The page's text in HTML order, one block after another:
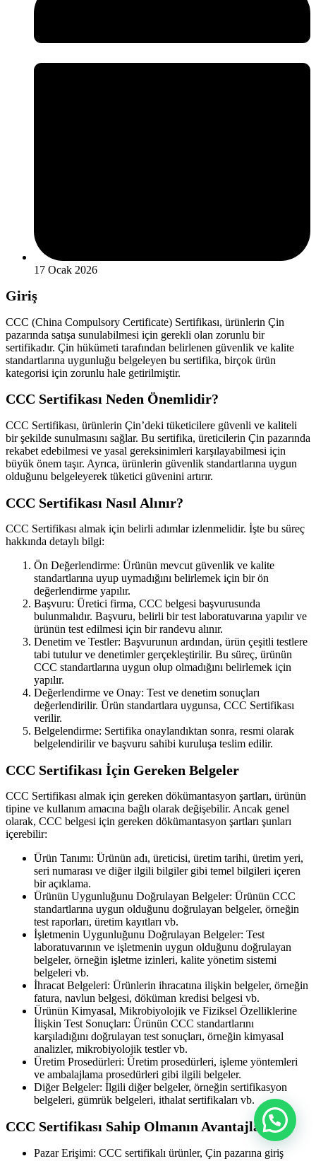
17 Ocak 2026
Giriş
CCC (China Compulsory Certificate) Sertifikası, ürünlerin Çin
pazarında satışa sunulabilmesi için gerekli olan zorunlu bir
sertifikadır. Çin hükümeti tarafından belirlenen güvenlik ve kalite
standartlarına uygunluğu belgeleyen bu sertifika, birçok ürün
kategorisi için zorunlu hale getirilmiştir.
CCC Sertifikası Neden Önemlidir?
CCC Sertifikası, ürünlerin Çin’deki tüketicilere güvenli ve kaliteli
bir şekilde sunulmasını sağlar. Bu sertifika, üreticilerin Çin pazarında
rekabet edebilmesi ve yasal gereksinimleri karşılayabilmesi için
büyük önem taşır. Ayrıca, ürünlerin güvenlik standartlarına uygun
olduğunu belgeleyerek tüketici güvenini artırır.
CCC Sertifikası Nasıl Alınır?
CCC Sertifikası almak için belirli adımlar izlenmelidir. İşte bu süreç
hakkında detaylı bilgi:
Ön Değerlendirme: Ürünün mevcut güvenlik ve kalite
standartlarına uyup uymadığını belirlemek için bir ön
değerlendirme yapılır.
Başvuru: Üretici firma, CCC belgesi başvurusunda
bulunmalıdır. Başvuru, belirli bir test laboratuvarına yapılır ve
ürünün test edilmesi için bir randevu alınır.
Denetim ve Testler: Başvurunun ardından, ürün çeşitli testlere
tabi tutulur ve denetimler gerçekleştirilir. Bu süreç, ürünün
CCC standartlarına uygun olup olmadığını belirlemek için
yapılır.
Değerlendirme ve Onay: Test ve denetim sonuçları
değerlendirilir. Ürün standartlara uygunsa, CCC Sertifikası
verilir.
Belgelendirme: Sertifika onaylandıktan sonra, resmi olarak
belgelendirilir ve başvuru sahibi kuruluşa teslim edilir.
CCC Sertifikası İçin Gereken Belgeler
CCC Sertifikası almak için gereken dökümantasyon şartları, ürünün
tipine ve kullanım amacına bağlı olarak değişebilir. Ancak genel
olarak, CCC belgesi için gereken dökümantasyon şartları şunları
içerebilir:
Ürün Tanımı: Ürünün adı, üreticisi, üretim tarihi, üretim yeri,
seri numarası ve diğer ilgili bilgiler gibi temel bilgileri içeren
bir açıklama.
Ürünün Uygunluğunu Doğrulayan Belgeler: Ürünün CCC
standartlarına uygun olduğunu doğrulayan belgeler, örneğin
test raporları, üretim kayıtları vb.
İşletmenin Uygunluğunu Doğrulayan Belgeler: Test
laboratuvarının ve işletmenin uygun olduğunu doğrulayan
belgeler, örneğin işletme izinleri, kalite yönetim sistemi
belgeleri vb.
İhracat Belgeleri: Ürünlerin ihracatına ilişkin belgeler, örneğin
fatura, navlun belgesi, döküman kredisi belgesi vb.
Ürünün Kimyasal, Mikrobiyolojik ve Fiziksel Özelliklerine
İlişkin Test Sonuçları: Ürünün CCC standartlarını
karşıladığını doğrulayan test sonuçları, örneğin kimyasal
analizler, mikrobiyolojik testler vb.
Üretim Prosedürleri: Üretim prosedürleri, işleme yöntemleri
ve ambalajlama prosedürleri gibi ilgili belgeler.
Diğer Belgeler: İlgili diğer belgeler, örneğin sertifikasyon
belgeleri, gümrük belgeleri, ithalat sertifikaları vb.
CCC Sertifikası Sahip Olmanın Avantajları
Pazar Erişimi: CCC sertifikalı ürünler, Çin pazarına giriş